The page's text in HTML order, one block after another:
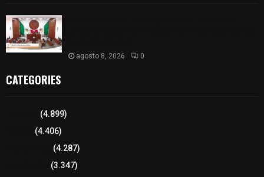
agosto 8, 2026 0
CATEGORIES
(4.899)
(4.406)
(4.287)
(3.347)